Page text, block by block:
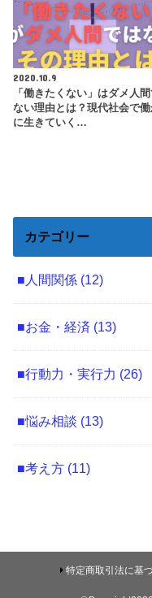
2020.10.9
「働きたくない」はダメ人
ない理由とは？現代社会で
に生きていく…
カテゴリー
■人間関係 (12)
■お金・経済 (13)
■行動力・実行力 (26)
■悩み相談 (13)
■考え方 (11)
特定商取引法に基